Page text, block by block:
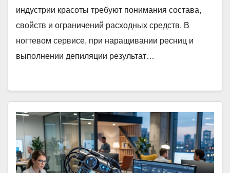
индустрии красоты требуют понимания состава,
свойств и ограничений расходных средств. В
ногтевом сервисе, при наращивании ресниц и
выполнении депиляции результат…